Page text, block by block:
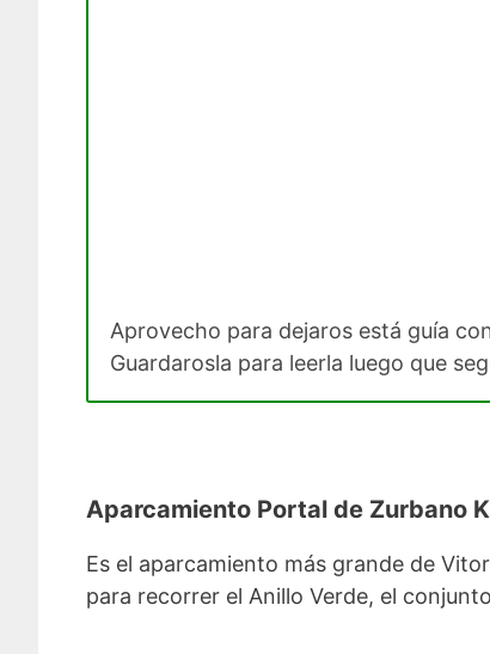
Aprovecho para dejaros está guía
Guardarosla para leerla luego que
Aparcamiento Portal de Zurbano
Es el aparcamiento más grande de
para recorrer el Anillo Verde, el